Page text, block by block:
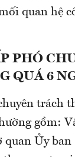
quan hệ
PHÓ
QUÁ 6
trách
gồm:
quan Ủy